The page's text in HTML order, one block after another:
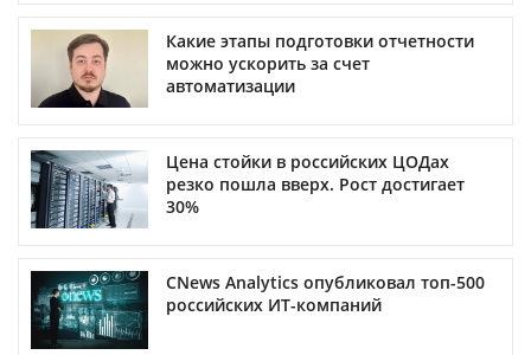
Какие этапы подготовки отчетности
можно ускорить за счет
автоматизации
Цена стойки в российских ЦОДах
резко пошла вверх. Рост достигает
30%
CNews Analytics опубликовал топ-500
российских ИТ-компаний